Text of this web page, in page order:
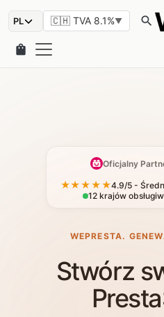
🇨🇭 TVA 8.1%▼ search
shopping_bag
Oficjalny
★★★★★4.9/5 -
12 krajów
WEPRESTA.
Stwórz